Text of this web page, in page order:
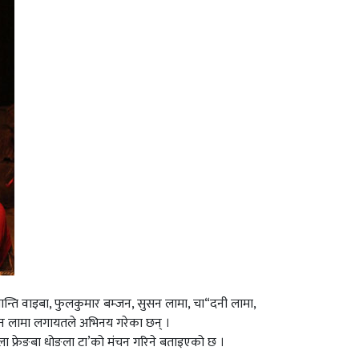
वाइबा, फुलकुमार बम्जन, सुसन लामा, चा“दनी लामा,
लामा लगायतले अभिनय गरेका छन् ।
फ्रेङबा धोङला टा’को मंचन गरिने बताइएको छ ।